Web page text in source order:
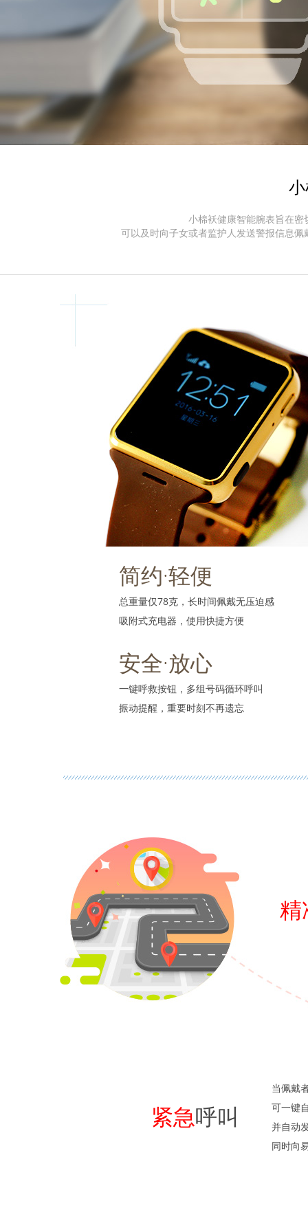
小棉袄健康智能腕表旨在
可以及时向子女或者监护人发送警报信息
简约·轻便
总重量仅78克，长时间佩戴无压迫感
吸附式充电器，使用快捷方便
安全·放心
一键呼救按钮，多组号码循环呼叫
振动提醒，重要时刻不再遗忘
精
紧急呼叫
当佩戴
可一键
并自动
同时向